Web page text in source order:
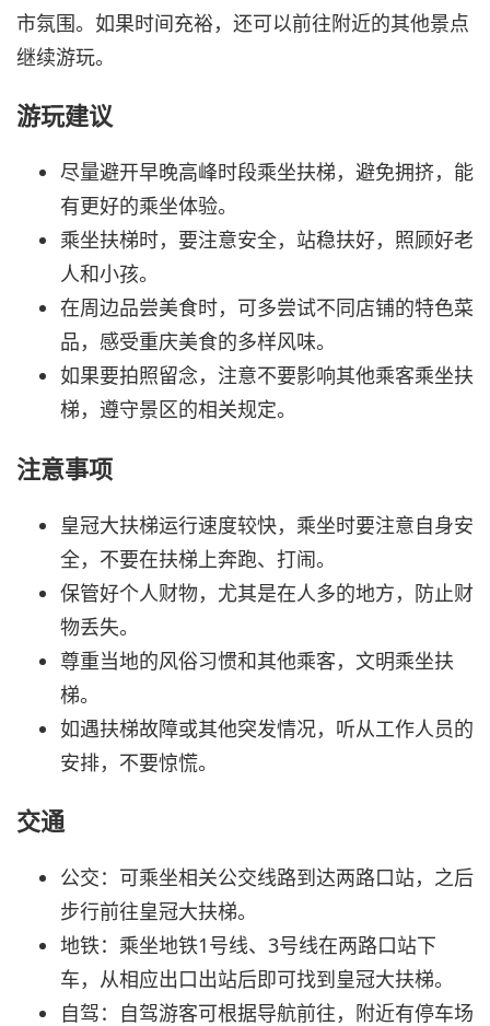
市氛围。如果时间充裕，还可以前往附近的其他景点
继续游玩。
游玩建议
尽量避开早晚高峰时段乘坐扶梯，避免拥挤，能
有更好的乘坐体验。
乘坐扶梯时，要注意安全，站稳扶好，照顾好老
人和小孩。
在周边品尝美食时，可多尝试不同店铺的特色菜
品，感受重庆美食的多样风味。
如果要拍照留念，注意不要影响其他乘客乘坐扶
梯，遵守景区的相关规定。
注意事项
皇冠大扶梯运行速度较快，乘坐时要注意自身安
全，不要在扶梯上奔跑、打闹。
保管好个人财物，尤其是在人多的地方，防止财
物丢失。
尊重当地的风俗习惯和其他乘客，文明乘坐扶
梯。
如遇扶梯故障或其他突发情况，听从工作人员的
安排，不要惊慌。
交通
公交：可乘坐相关公交线路到达两路口站，之后
步行前往皇冠大扶梯。
地铁：乘坐地铁1号线、3号线在两路口站下
车，从相应出口出站后即可找到皇冠大扶梯。
自驾：自驾游客可根据导航前往，附近有停车场